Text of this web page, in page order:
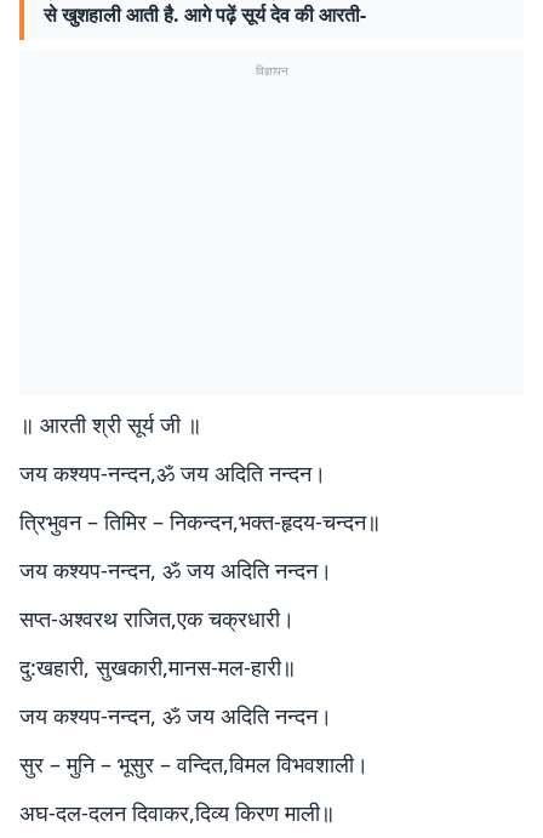
से खुशहाली आती है. आगे पढ़ें सूर्य देव की आरती-
विज्ञापन
॥ आरती श्री सूर्य जी ॥
जय कश्यप-नन्दन,ॐ जय अदिति नन्दन।
त्रिभुवन – तिमिर – निकन्दन,भक्त-हृदय-चन्दन॥
जय कश्यप-नन्दन, ॐ जय अदिति नन्दन।
सप्त-अश्वरथ राजित,एक चक्रधारी।
दु:खहारी, सुखकारी,मानस-मल-हारी॥
जय कश्यप-नन्दन, ॐ जय अदिति नन्दन।
सुर – मुनि – भूसुर – वन्दित,विमल विभवशाली।
अघ-दल-दलन दिवाकर,दिव्य किरण माली॥